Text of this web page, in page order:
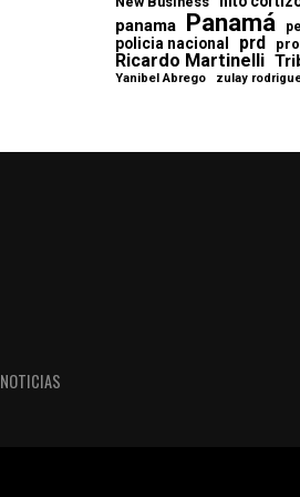
panama Panamá
policia nacional prd
Ricardo Martinelli
Yanibel Abrego zulay
NOTICIAS